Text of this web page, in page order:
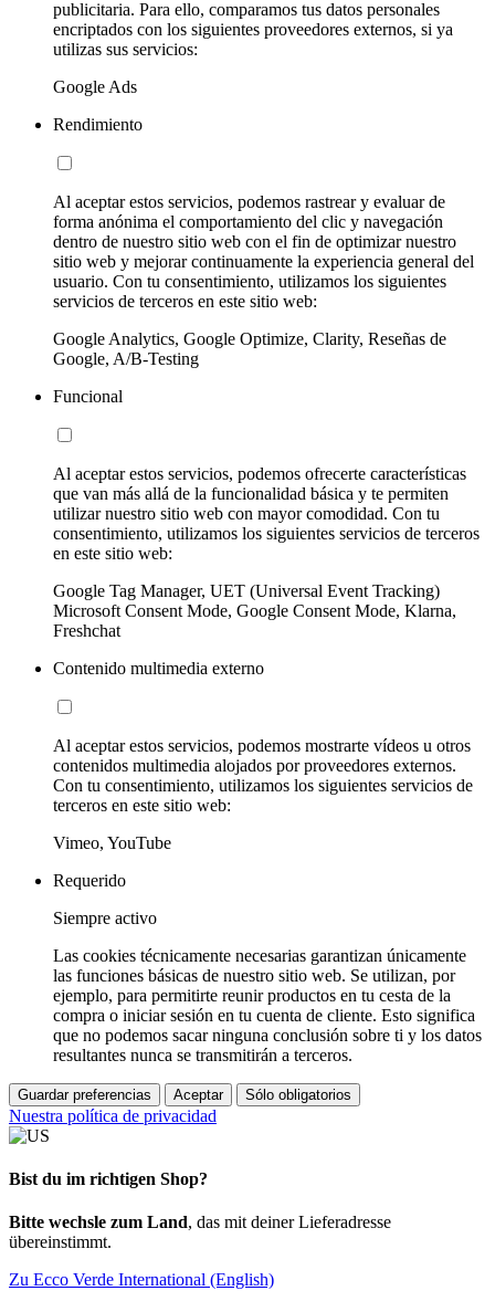
publicitaria. Para ello, comparamos tus datos personales
encriptados con los siguientes proveedores externos, si ya
utilizas sus servicios:
Google Ads
Rendimiento
Al aceptar estos servicios, podemos rastrear y evaluar de
forma anónima el comportamiento del clic y navegación
dentro de nuestro sitio web con el fin de optimizar nuestro
sitio web y mejorar continuamente la experiencia general del
usuario. Con tu consentimiento, utilizamos los siguientes
servicios de terceros en este sitio web:
Google Analytics, Google Optimize, Clarity, Reseñas de
Google, A/B-Testing
Funcional
Al aceptar estos servicios, podemos ofrecerte características
que van más allá de la funcionalidad básica y te permiten
utilizar nuestro sitio web con mayor comodidad. Con tu
consentimiento, utilizamos los siguientes servicios de terceros
en este sitio web:
Google Tag Manager, UET (Universal Event Tracking)
Microsoft Consent Mode, Google Consent Mode, Klarna,
Freshchat
Contenido multimedia externo
Al aceptar estos servicios, podemos mostrarte vídeos u otros
contenidos multimedia alojados por proveedores externos.
Con tu consentimiento, utilizamos los siguientes servicios de
terceros en este sitio web:
Vimeo, YouTube
Requerido
Siempre activo
Las cookies técnicamente necesarias garantizan únicamente
las funciones básicas de nuestro sitio web. Se utilizan, por
ejemplo, para permitirte reunir productos en tu cesta de la
compra o iniciar sesión en tu cuenta de cliente. Esto significa
que no podemos sacar ninguna conclusión sobre ti y los datos
resultantes nunca se transmitirán a terceros.
Guardar preferencias Aceptar Sólo obligatorios
Nuestra política de privacidad
Bist du im richtigen Shop?
Bitte wechsle zum Land, das mit deiner Lieferadresse
übereinstimmt.
Zu Ecco Verde International (English)